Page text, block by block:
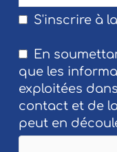
S'inscrire à
En
que les
exploitées
contact et de
peut en